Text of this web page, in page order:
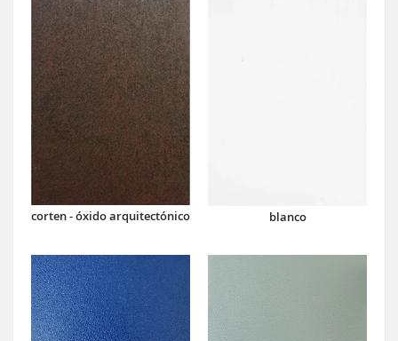
corten - óxido arquitectónico blanco